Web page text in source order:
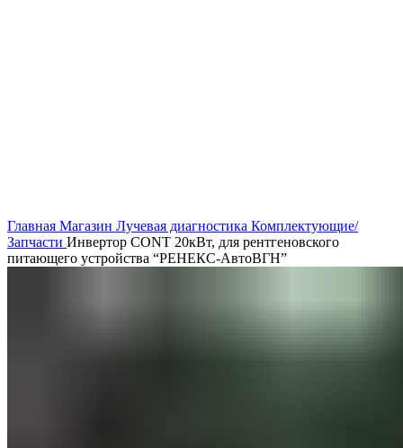
Главная Магазин Лучевая диагностика Комплектующие/
Запчасти Инвертор CONT 20кВт, для рентгеновского
питающего устройства “РЕНЕКС-АвтоВГН”